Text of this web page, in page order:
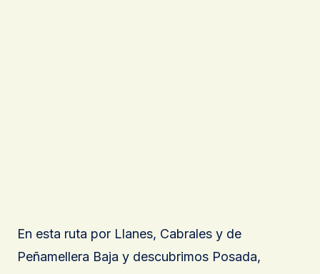
En esta ruta por Llanes, Cabrales y de
Peñamellera Baja y descubrimos Posada,